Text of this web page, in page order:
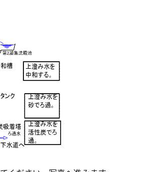
ろ過処理
の詳細
ろ過処理
の詳細
ろ過処理
の詳細